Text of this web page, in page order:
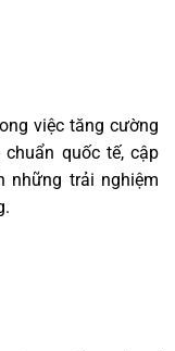
việc tăng cường
quốc tế, cập
những trải nghiệm